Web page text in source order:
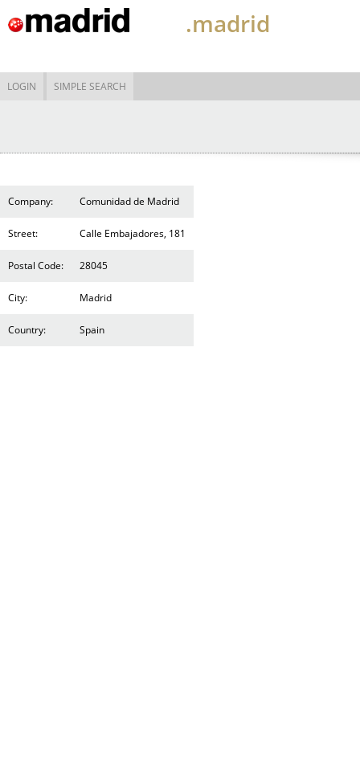
.madrid
LOGIN SIMPLE SEARCH
Company: Comunidad de Madrid
Street: Calle Embajadores, 181
Postal Code: 28045
City: Madrid
Country: Spain